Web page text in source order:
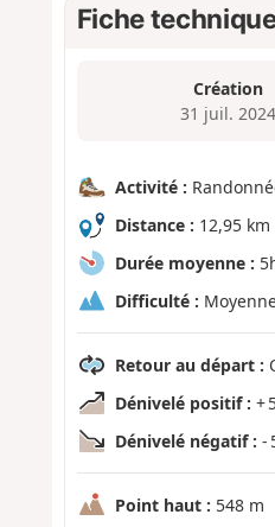
Fiche
Création
31 juil. 2024
Activité :
Distance : 12,95 km
Durée moyenne :
Difficulté :
Retour au départ :
Dénivelé positif : +
Dénivelé négatif : -
Point haut : 548 m